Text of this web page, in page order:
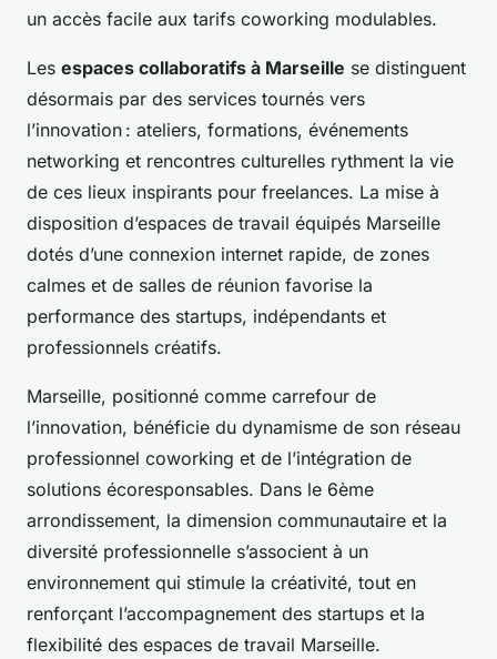
un accès facile aux tarifs coworking modulables.
Les espaces collaboratifs à Marseille se distinguent
désormais par des services tournés vers
l’innovation : ateliers, formations, événements
networking et rencontres culturelles rythment la vie
de ces lieux inspirants pour freelances. La mise à
disposition d’espaces de travail équipés Marseille
dotés d’une connexion internet rapide, de zones
calmes et de salles de réunion favorise la
performance des startups, indépendants et
professionnels créatifs.
Marseille, positionné comme carrefour de
l’innovation, bénéficie du dynamisme de son réseau
professionnel coworking et de l’intégration de
solutions écoresponsables. Dans le 6ème
arrondissement, la dimension communautaire et la
diversité professionnelle s’associent à un
environnement qui stimule la créativité, tout en
renforçant l’accompagnement des startups et la
flexibilité des espaces de travail Marseille.